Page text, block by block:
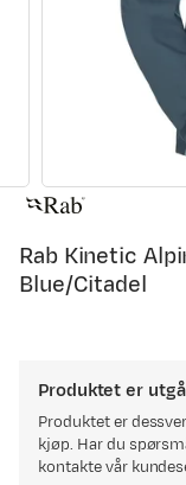
Rab Kinetic
Blue/Citadel
Produktet er
Produktet er
kjøp. Har du
kontakte vår